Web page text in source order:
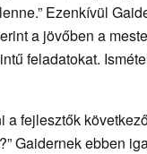
Ezenkívül
a jövőben a
feladatokat.
a fejlesztők
Gaidernek ebben